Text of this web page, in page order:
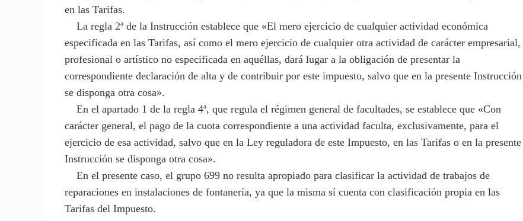
en las Tarifas.
La regla 2ª de la Instrucción establece que «El mero ejercicio de cualquier actividad económica
especificada en las Tarifas, así como el mero ejercicio de cualquier otra actividad de carácter empresarial,
profesional o artístico no especificada en aquéllas, dará lugar a la obligación de presentar la
correspondiente declaración de alta y de contribuir por este impuesto, salvo que en la presente Instrucción
se disponga otra cosa».
En el apartado 1 de la regla 4ª, que regula el régimen general de facultades, se establece que «Con
carácter general, el pago de la cuota correspondiente a una actividad faculta, exclusivamente, para el
ejercicio de esa actividad, salvo que en la Ley reguladora de este Impuesto, en las Tarifas o en la presente
Instrucción se disponga otra cosa».
En el presente caso, el grupo 699 no resulta apropiado para clasificar la actividad de trabajos de
reparaciones en instalaciones de fontanería, ya que la misma sí cuenta con clasificación propia en las
Tarifas del Impuesto.